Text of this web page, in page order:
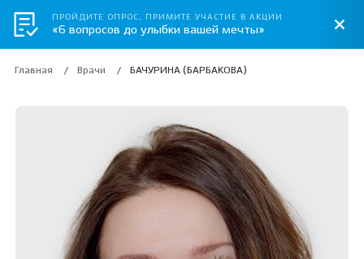
Главная Врачи БАЧУРИНА (БАРБАКОВА)
ПРОЙДИТЕ ОПРОС, ПРИМИТЕ УЧАСТИЕ В АКЦИИ
«6 вопросов до улыбки вашей мечты»